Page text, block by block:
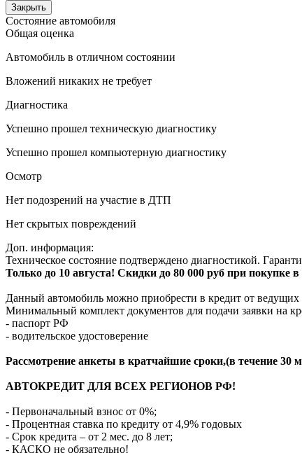
Закрыть
Состояние автомобиля
Общая оценка
Автомобиль в отличном состоянии
Вложений никаких не требует
Диагностика
Успешно прошел техническую диагностику
Успешно прошел компьютерную диагностику
Осмотр
Нет подозрений на участие в ДТП
Нет скрытых повреждений
Доп. информация:
Техническое состояние подтверждено диагностикой.
Только до 10 августа! Скидки до 80 000 руб при покупке
Данный автомобиль можно приобрести в кредит от ведущих
Минимальный комплект документов для подачи заявки на
- паспорт РФ
- водительское удостоверение
Рассмотрение анкеты в кратчайшие сроки,(в течение 30
АВТОКРЕДИТ ДЛЯ ВСЕХ РЕГИОНОВ РФ!
- Первоначальный взнос от 0%;
- Процентная ставка по кредиту от 4,9% годовых
- Срок кредита – от 2 мес. до 8 лет;
- КАСКО не обязательно!